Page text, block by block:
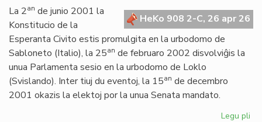
en
HeKo 908 2-C, 26 apr 26
La 2an de junio 2001 la
Konstitucio de la
Esperanta Civito estis promulgita en la urbodomo de
Sabloneto (Italio), la 25an de februaro 2002 disvolviĝis la
unua Parlamenta sesio en la urbodomo de Loklo
(Svislando). Inter tiuj du eventoj, la 15an de decembro
2001 okazis la elektoj por la unua Senata mandato.
Legu pli